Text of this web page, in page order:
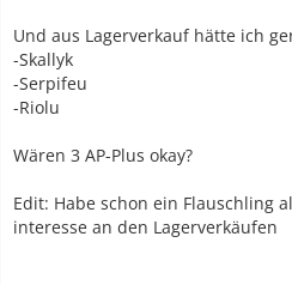
Und aus Lagerverkauf hätte ich
-Skallyk
-Serpifeu
-Riolu
Wären 3 AP-Plus okay?
Edit: Habe schon ein Flauschling
interesse an den Lagerverkäufen